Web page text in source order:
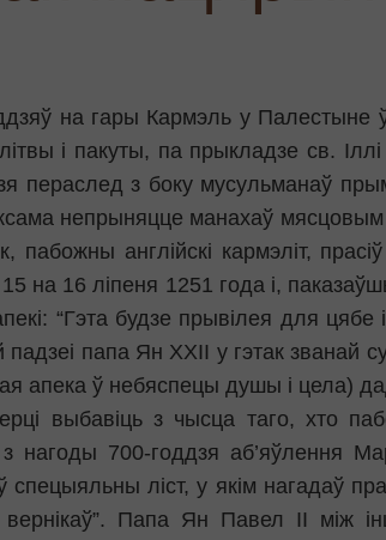
на гары Кармэль у Палестыне
і пакуты, па прыкладзе св.
пераслед з боку мусульманаў
непрыняцце манахаў мясцовым
пабожны англійскі кармэліт,
на 16 ліпеня 1251 года і,
“Гэта будзе прывілея для
падзеі папа Ян ХХІІ у гэтак
апека ў небяспецы душы і
выбавіць з чысца таго, хто
нагоды 700-годдзя аб’яўлення
спецыяльны ліст, у якім нагадаў
Папа Ян Павел ІІ між